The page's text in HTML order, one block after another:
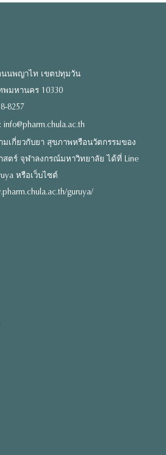
นนพญาไท เขตปทุมวัน
พมหานคร 10330
8257
info@pharm.chula.ac.th
เกี่ยวกับยา สุขภาพหรือนวัตกรรมของ
ตร์ จุฬาลงกรณ์มหาวิทยาลัย ได้ที่ Line
หรือเว็บไซต์
guruya/